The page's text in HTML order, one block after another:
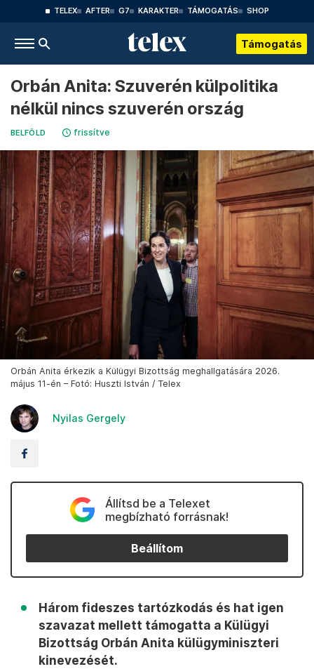
TELEX AFTER G7 KARAKTER TÁMOGATÁS SHOP
Támogatás
Orbán Anita: Szuverén külpolitika
nélkül nincs szuverén ország
BELFÖLD frissítve
Orbán Anita érkezik a Külügyi Bizottság meghallgatására 2026.
május 11-én – Fotó: Huszti István / Telex
Nyilas Gergely
Állítsd be a Telexet
megbízható forrásnak!
Beállítom
Három fideszes tartózkodás és hat igen
szavazat mellett támogatta a Külügyi
Bizottság Orbán Anita külügyminiszteri
kinevezését.